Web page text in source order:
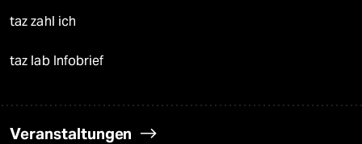
taz zahl ich
taz lab Infobrief
Veranstaltungen